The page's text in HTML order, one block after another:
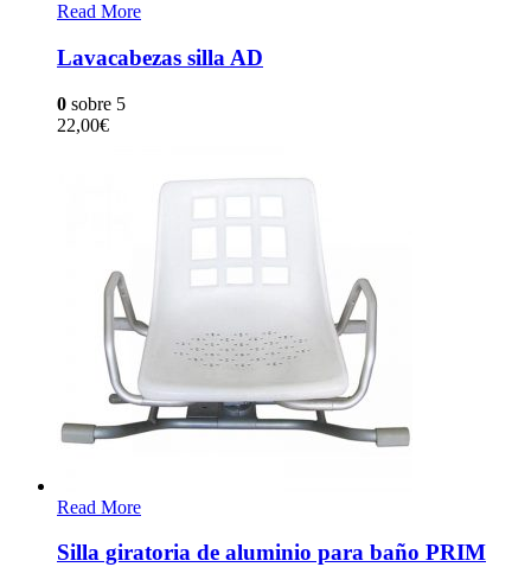
Read More
Lavacabezas silla AD
0 sobre 5
22,00€
Read More
Silla giratoria de aluminio para baño PRIM